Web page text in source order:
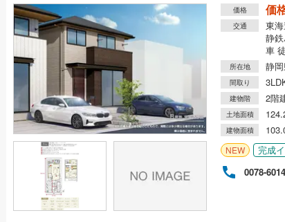
価格 価
交通
東
静
車
所在地 静
間取り
建物階 2階
土地面積
建物面積
NEW
完成
0078-